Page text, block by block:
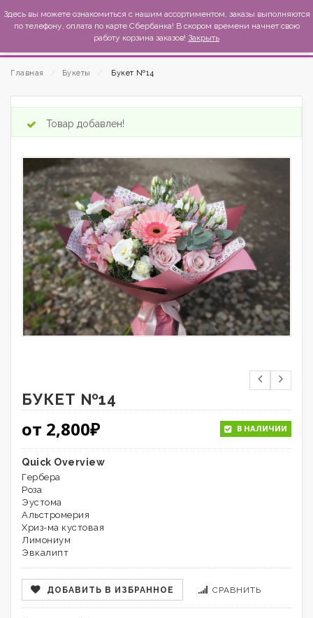
MexиKo
Главная Букеты Букет №14
Товар добавлен!
БУКЕТ №14
от 2,800₽ В НАЛИЧИИ
Quick Overview
Гербера
Роза
Эустома
Альстромерия
Хриз-ма кустовая
Лимониум
Эвкалипт
ДОБАВИТЬ В ИЗБРАННОЕ СРАВНИТЬ
Здесь вы можете ознакомиться с нашим ассортиментом, заказы выполняются
по телефону, оплата по карте Сбербанка! В скором времени начнет свою
работу корзина заказов! Закрыть